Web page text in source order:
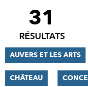
FILTRER
RÉSULTATS
31
RÉSULTATS
AUVERS ET LES ARTS
CHÂTEAU